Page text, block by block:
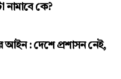
নামাবে কে?
আইন : দেশে প্রশাসন নেই,